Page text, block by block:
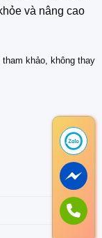
và nâng cao
khảo, không thay